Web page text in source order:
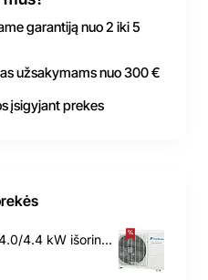
garantiją nuo 2 iki 5
užsakymams nuo 300 €
įsigyjant prekes
ROG14LAC2 Fuji Electric 4.0/4.4 kW išorinis blokas